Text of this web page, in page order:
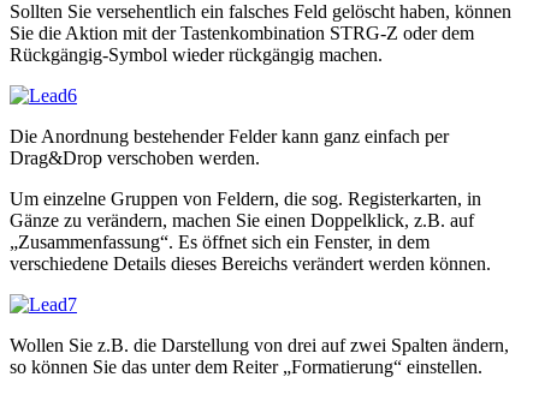
Sollten Sie versehentlich ein falsches Feld gelöscht haben, können
Sie die Aktion mit der Tastenkombination STRG-Z oder dem
Rückgängig-Symbol wieder rückgängig machen.
Die Anordnung bestehender Felder kann ganz einfach per
Drag&Drop verschoben werden.
Um einzelne Gruppen von Feldern, die sog. Registerkarten, in
Gänze zu verändern, machen Sie einen Doppelklick, z.B. auf
„Zusammenfassung“. Es öffnet sich ein Fenster, in dem
verschiedene Details dieses Bereichs verändert werden können.
Wollen Sie z.B. die Darstellung von drei auf zwei Spalten ändern,
so können Sie das unter dem Reiter „Formatierung“ einstellen.